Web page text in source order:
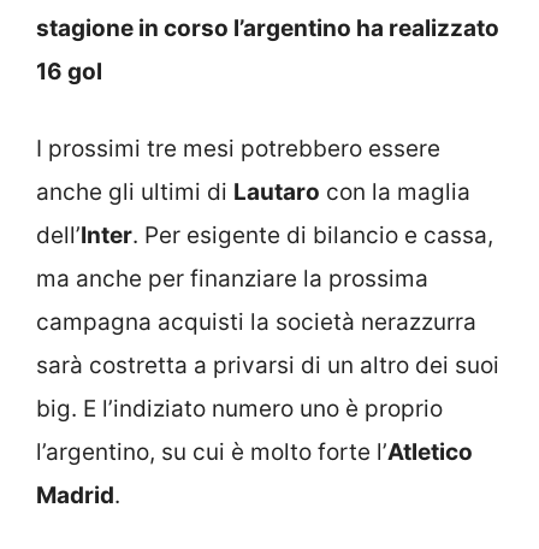
stagione in corso l’argentino ha realizzato
16 gol
I prossimi tre mesi potrebbero essere
anche gli ultimi di Lautaro con la maglia
dell’Inter. Per esigente di bilancio e cassa,
ma anche per finanziare la prossima
campagna acquisti la società nerazzurra
sarà costretta a privarsi di un altro dei suoi
big. E l’indiziato numero uno è proprio
l’argentino, su cui è molto forte l’Atletico
Madrid.